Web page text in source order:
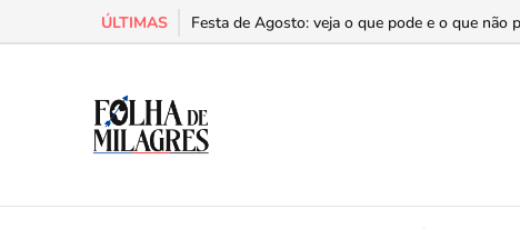
ÚLTIMAS Festa de Agosto: veja o que pode e o que não
Cariri é a segunda região do Ceará com mais